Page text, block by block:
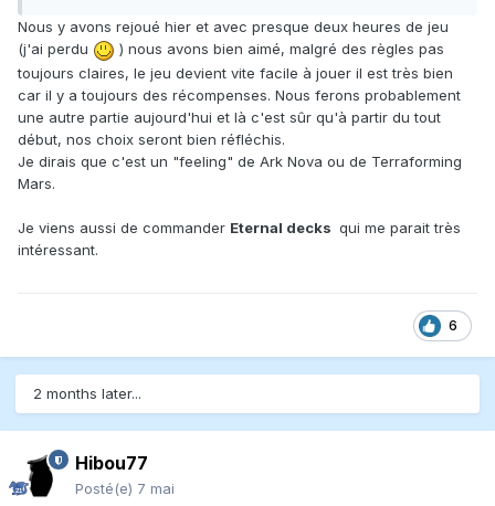
Nous y avons rejoué hier et avec presque deux heures de jeu
(j'ai perdu
) nous avons bien aimé, malgré des règles pas
toujours claires, le jeu devient vite facile à jouer il est très bien
car il y a toujours des récompenses. Nous ferons probablement
une autre partie aujourd'hui et là c'est sûr qu'à partir du tout
début, nos choix seront bien réfléchis.
Je dirais que c'est un "feeling" de Ark Nova ou de Terraforming
Mars.
Je viens aussi de commander Eternal decks qui me parait très
intéressant.
6
2 months later...
Hibou77
Posté(e) 7 mai